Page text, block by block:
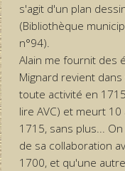
s'agit d'un plan
(Bibliothèque
n°94).
Alain me fournit des
Mignard revient
toute activité en
lire AVC) et meurt
1715, sans plus...
de sa collaboration
1700, et qu'une